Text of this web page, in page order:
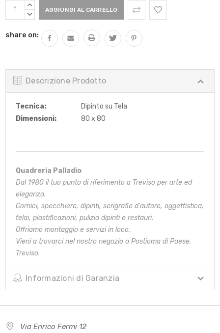
Scorta
Attuale:
AUMENTARE
QUANTITÀ:
DIMINUIRE
share on:
Descrizione Prodotto
Tecnica:
Dipinto su Tela
Dimensioni:
80 x 80
Quadreria Palladio
Dal 1980 il tuo punto di riferimento a Treviso per arte ed
eleganza.
Cornici, specchiere, dipinti, serigrafie d’autore, oggettistica,
telai, plastificazioni, pulizia dipinti e restauri.
Offriamo montaggio e servizi in loco.
Vieni a trovarci nel nostro negozio a Postioma di Paese,
Treviso.
Informazioni di Garanzia
Via Enrico Fermi 12